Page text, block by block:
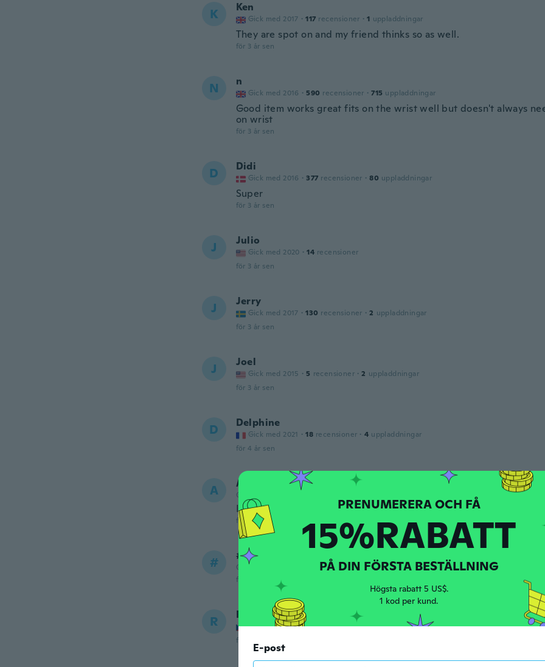
K Ken
Gick med 2017 · 117 recensioner · 1 uppladdningar
They are spot on and my friend thinks so as well.
för 3 år sen
N n
Gick med 2016 · 590 recensioner · 715 uppladdningar
Good item works great fits on the wrist well but doesn't always
on wrist
för 3 år sen
D Didi
Gick med 2016 · 377 recensioner · 80 uppladdningar
Super
för 3 år sen
J Julio
Gick med 2020 · 14 recensioner
för 3 år sen
J Jerry
Gick med 2017 · 130 recensioner · 2 uppladdningar
för 3 år sen
J Joel
Gick med 2015 · 5 recensioner · 2 uppladdningar
för 3 år sen
D Delphine
Gick med 2021 · 18 recensioner · 4 uppladdningar
för 4 år sen
A Aleesha
Gick med 2017
It doesn't work
för 4 år sen
# #
Gick med 2021
recensioner
för 4 år sen
R Radhy
Gick med 2017 · 75 recensioner · 16 uppladdningar
för 4 år sen
PRENUMERERA OCH FÅ
15%RABATT
PÅ DIN FÖRSTA BESTÄLLNING
Högsta rabatt 5 US$.
1 kod per kund.
E-post